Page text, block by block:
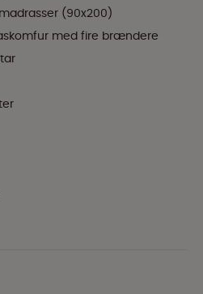
(90x200)
med fire brændere